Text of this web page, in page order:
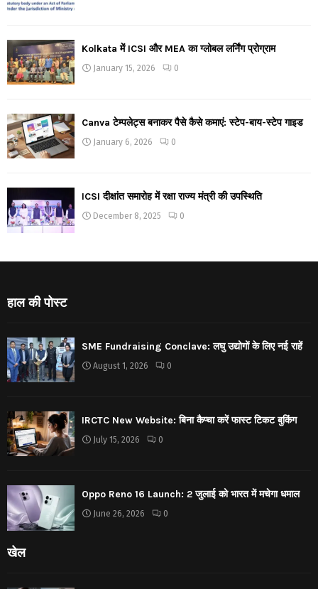
Kolkata में ICSI और MEA का ग्लोबल लर्निंग प्रोग्राम
January 15, 2026 0
Canva टेम्पलेट्स बनाकर पैसे कैसे कमाएं: स्टेप-बाय-स्टेप गाइड
January 6, 2026 0
ICSI दीक्षांत समारोह में रक्षा राज्य मंत्री की उपस्थिति
December 8, 2025 0
हाल की पोस्ट
SME Fundraising Conclave: लघु उद्योगों के लिए नई राहें
August 1, 2026 0
IRCTC New Website: बिना कैप्चा करें फास्ट टिकट बुकिंग
July 15, 2026 0
Oppo Reno 16 Launch: 2 जुलाई को भारत में मचेगा धमाल
June 26, 2026 0
खेल